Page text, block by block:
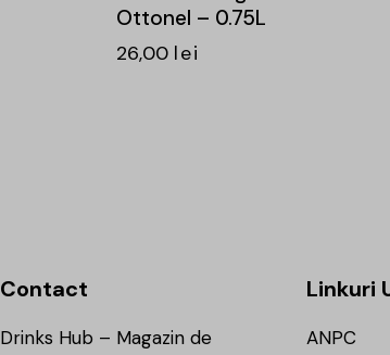
Ottonel – 0.75L
26,00 lei
Contact
Drinks Hub – Magazin de
Linkuri
ANPC